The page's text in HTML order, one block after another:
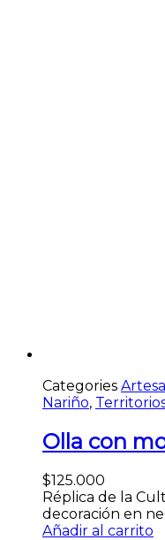
Categories
Nariño,
Olla con
$125.000
Réplica de la
decoración en
Añadir al carrito